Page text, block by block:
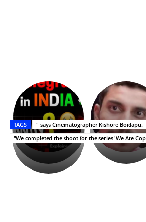
భగవంతుని
ప్రసాదం
తీర్థం..తులసీదళం
లేకుండా
అసంపూర్ణం
కేజీఎఫ్
సినిమాతో
పాన్
ఇండియా
స్టార్
హీరోయిన్‏గా
శ్రీనిధి
Upasana:
భర్తపై
రివెంజ్
తీర్చుకున్న
ఉపాసన..
పాపం
రామ్
TAGS
" says Cinematographer Kishore Boidapu.
"We completed the shoot for the series 'We Are